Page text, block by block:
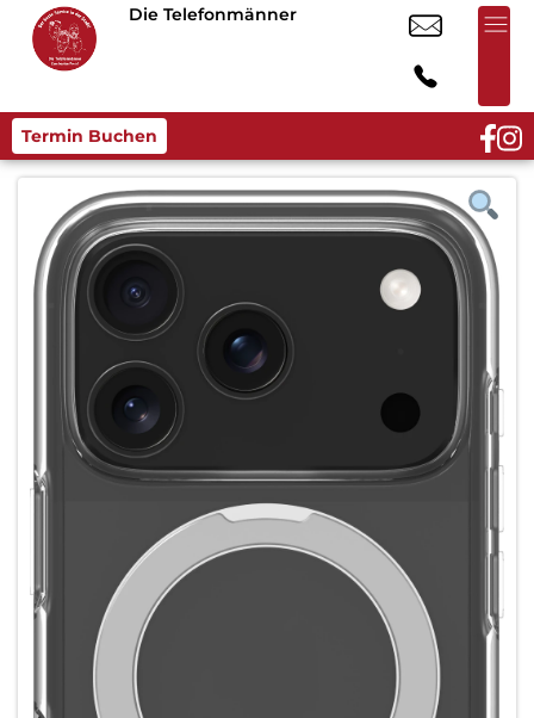
Die Telefonmänner
Termin Buchen